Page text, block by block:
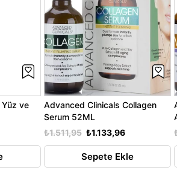
Yüz ve
Advanced Clinicals Collagen
Serum 52ML
₺1.133,96
₺1.511,95
Sepete Ekle